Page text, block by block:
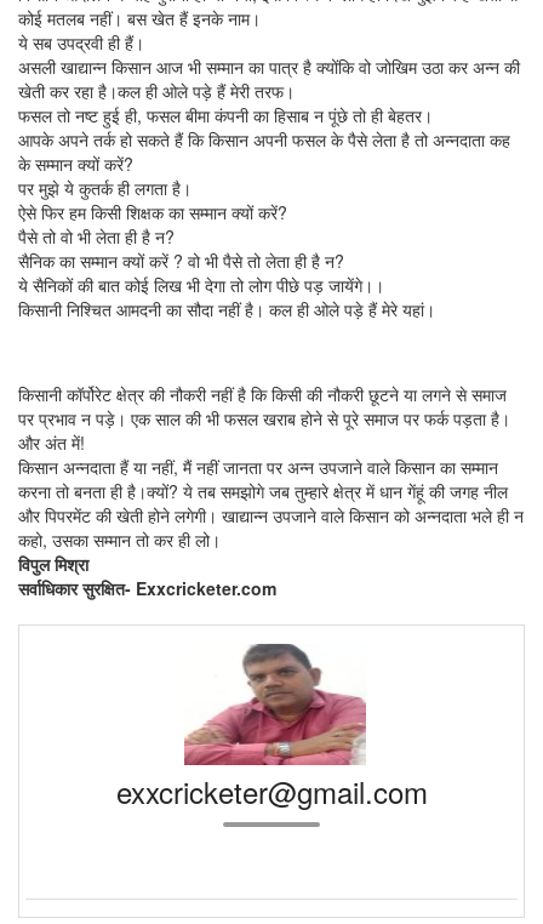
कोई मतलब नहीं। बस खेत हैं इनके नाम।
ये सब उपद्रवी ही हैं।
असली खाद्यान्न किसान आज भी सम्मान का पात्र है क्योंकि वो जोखिम उठा कर अन्न की
खेती कर रहा है।कल ही ओले पड़े हैं मेरी तरफ।
फसल तो नष्ट हुई ही, फसल बीमा कंपनी का हिसाब न पूंछे तो ही बेहतर।
आपके अपने तर्क हो सकते हैं कि किसान अपनी फसल के पैसे लेता है तो अन्नदाता कह
के सम्मान क्यों करें?
पर मुझे ये कुतर्क ही लगता है।
ऐसे फिर हम किसी शिक्षक का सम्मान क्यों करें?
पैसे तो वो भी लेता ही है न?
सैनिक का सम्मान क्यों करें ? वो भी पैसे तो लेता ही है न?
ये सैनिकों की बात कोई लिख भी देगा तो लोग पीछे पड़ जायेंगे।।
किसानी निश्चित आमदनी का सौदा नहीं है। कल ही ओले पड़े हैं मेरे यहां।
किसानी कॉर्पोरेट क्षेत्र की नौकरी नहीं है कि किसी की नौकरी छूटने या लगने से समाज
पर प्रभाव न पड़े। एक साल की भी फसल खराब होने से पूरे समाज पर फर्क पड़ता है।
और अंत में!
किसान अन्नदाता हैं या नहीं, मैं नहीं जानता पर अन्न उपजाने वाले किसान का सम्मान
करना तो बनता ही है।क्यों? ये तब समझोगे जब तुम्हारे क्षेत्र में धान गेंहूं की जगह नील
और पिपरमेंट की खेती होने लगेगी। खाद्यान्न उपजाने वाले किसान को अन्नदाता भले ही न
कहो, उसका सम्मान तो कर ही लो।
विपुल मिश्रा
सर्वाधिकार सुरक्षित- Exxcricketer.com
exxcricketer@gmail.com